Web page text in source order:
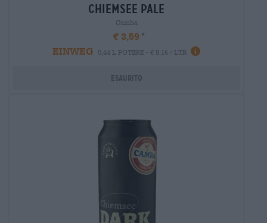
chiemsee pale
Camba
€ 3,59
EINWEG
0,44 L POTERE - € 8,16 / LTR
Esaurito